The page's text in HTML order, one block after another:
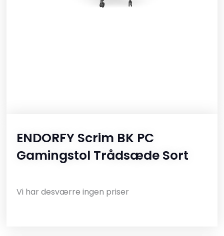
ENDORFY Scrim BK PC
Gamingstol Trådsæde Sort
Vi har desværre ingen priser